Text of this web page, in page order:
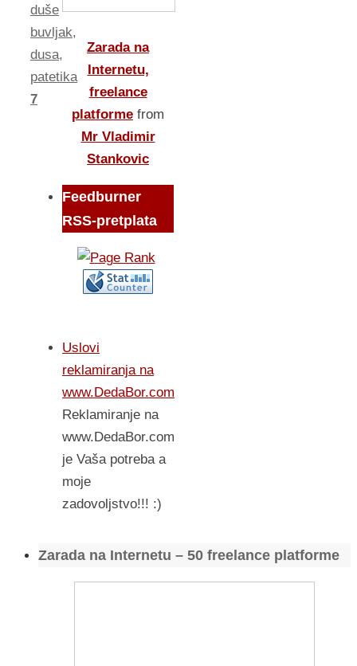
duše
buvljak,
dusa,
patetika
7
Zarada na
Internetu,
freelance
platforme from
Mr Vladimir
Stankovic
Feedburner
RSS-pretplata
Uslovi
reklamiranja na
www.DedaBor.com
Reklamiranje na
www.DedaBor.com
je Vaša potreba a
moje
zadovoljstvo!!! :)
Zarada na Internetu – 50 freelance platforme